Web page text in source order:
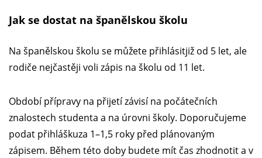
Jak se dostat na španělskou školu
Na španělskou školu se můžete přihlásitjiž od 5 let, ale
rodiče nejčastěji voli zápis na školu od 11 let.
Období přípravy na přijetí závisí na počátečních
znalostech studenta a na úrovni školy. Doporučujeme
podat přihláškuza 1–1,5 roky před plánovaným
zápisem. Během této doby budete mít čas zhodnotit a v